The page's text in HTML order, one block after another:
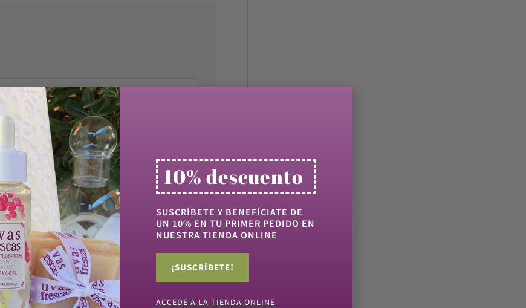
10% descuento
SUSCRÍBETE Y BENEFÍCIATE DE
UN 10% EN TU PRIMER PEDIDO EN
NUESTRA TIENDA ONLINE
¡SUSCRÍBETE!
ACCEDE A LA TIENDA ONLINE